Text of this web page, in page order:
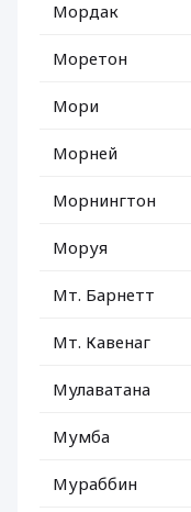
Мордак
Моретон
Мори
Морней
Морнингтон
Моруя
Мт. Барнетт
Мт. Кавенаг
Мулаватана
Мумба
Мураббин